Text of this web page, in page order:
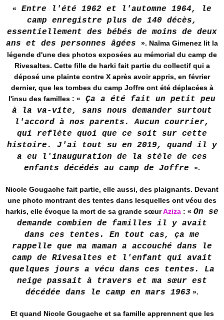
«
Entre l'été 1962 et l'automne 1964, le
camp enregistre plus de 140 décès,
essentiellement des bébés de moins de deux
ans et des personnes âgées ». Naïma Gimenez lit la
légende d'une des photos exposées au mémorial du camp de
Rivesaltes. Cette fille de harki fait partie du collectif qui a
déposé une plainte contre X après avoir appris, en février
dernier, que les tombes du camp Joffre ont été déplacées à
l'insu des familles : «
Ça a été fait un petit peu
à la va-vite, sans nous demander surtout
l'accord à nos parents. Aucun courrier,
qui reflète quoi que ce soit sur cette
histoire. J'ai tout su en 2019, quand il y
a eu l'inauguration de la stèle de ces
enfants décédés au camp de Joffre ».
Nicole Gougache fait partie, elle aussi, des plaignants. Devant
une photo montrant des tentes dans lesquelles ont vécu des
harkis, elle évoque la mort de sa grande sœurAziza : « On se
demande combien de familles il y avait
dans ces tentes. En tout cas, ça me
rappelle que ma maman a accouché dans le
camp de Rivesaltes et l'enfant qui avait
quelques jours a vécu dans ces tentes. La
neige passait à travers et ma sœur est
décédée dans le camp en mars 1963 ».
Et quand Nicole Gougache et sa famille apprennent que les